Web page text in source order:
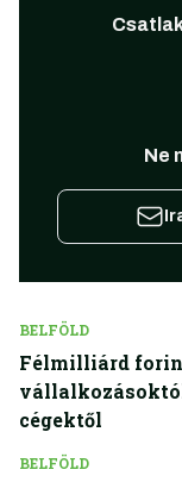
Ne
BELFÖLD
Félmilliárd
cégektől
BELFÖLD